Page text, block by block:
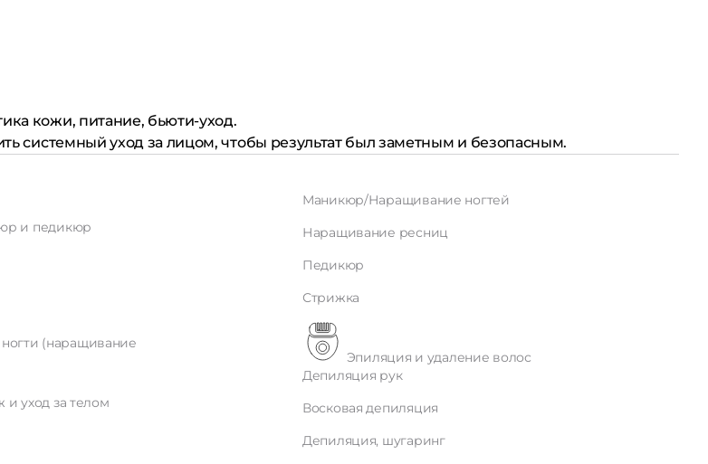
кожи, питание, бьюти-уход.
системный уход за лицом, чтобы результат был заметным и безопасным.
и педикюр
(наращивание
и уход за телом
Маникюр/Наращивание ногтей
Наращивание ресниц
Педикюр
Стрижка
Эпиляция и удаление волос
Депиляция рук
Восковая депиляция
Депиляция, шугаринг